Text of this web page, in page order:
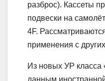
разброс). Кассеты
подвески на
4F.
применения с
Из новых УР класса